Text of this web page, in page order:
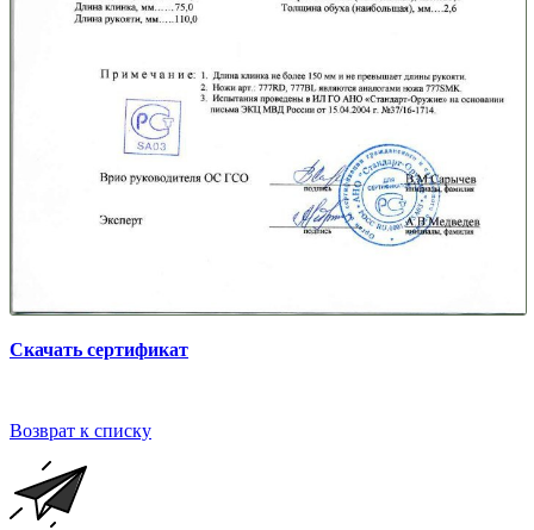
Скачать сертификат
Возврат к списку